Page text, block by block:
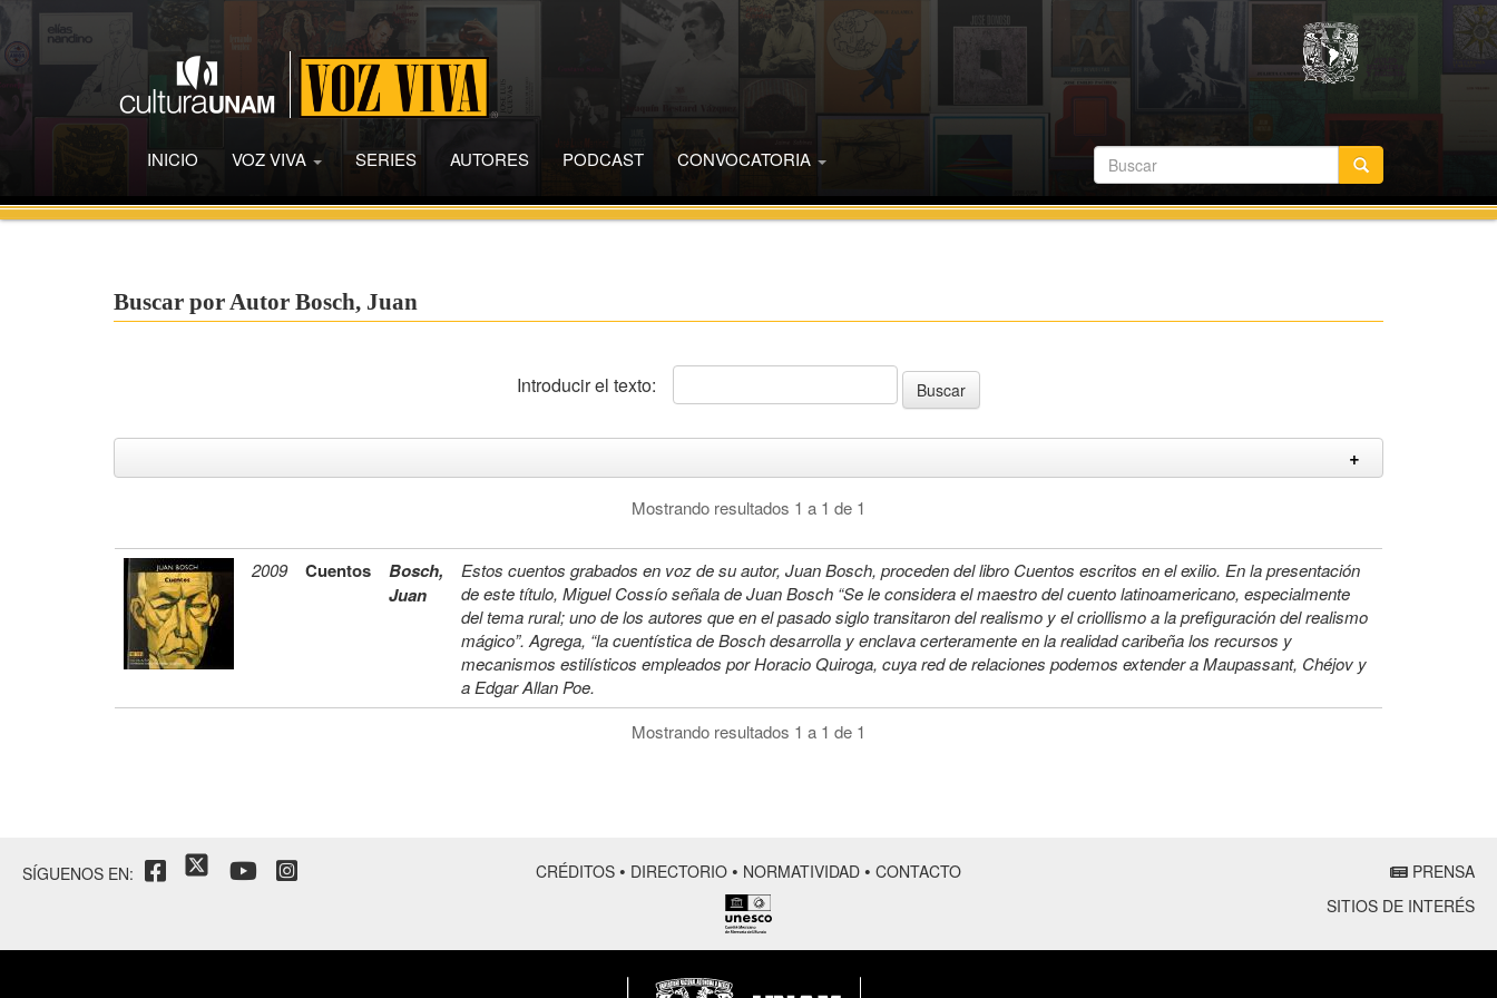
INICIO VOZ VIVA SERIES AUTORES PODCAST CONVOCATORIA
Buscar por Autor Bosch, Juan
Introducir el texto:
Mostrando resultados 1 a 1 de 1
2009 Cuentos
Bosch,
Juan
Estos cuentos grabados en voz de su autor, Juan Bosch, proceden del libro Cuentos escritos en el exilio. En la presentación
de este título, Miguel Cossío señala de Juan Bosch “Se le considera el maestro del cuento latinoamericano, especialmente
del tema rural; uno de los autores que en el pasado siglo transitaron del realismo y el criollismo a la prefiguración del realismo
mágico”. Agrega, “la cuentística de Bosch desarrolla y enclava certeramente en la realidad caribeña los recursos y
mecanismos estilísticos empleados por Horacio Quiroga, cuya red de relaciones podemos extender a Maupassant, Chéjov y
a Edgar Allan Poe.
Mostrando resultados 1 a 1 de 1
SÍGUENOS EN: CRÉDITOS • DIRECTORIO • NORMATIVIDAD • CONTACTO
PRENSA
SITIOS DE INTERÉS